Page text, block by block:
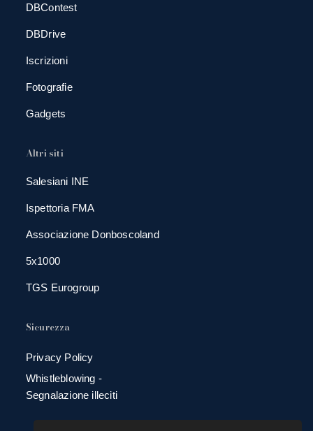
DBContest
DBDrive
Iscrizioni
Fotografie
Gadgets
Altri siti
Salesiani INE
Ispettoria FMA
Associazione Donboscoland
5x1000
TGS Eurogroup
Sicurezza
Privacy Policy
Whistleblowing -
Segnalazione illeciti